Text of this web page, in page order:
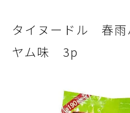
タイヌードル 春
ヤム味 3p